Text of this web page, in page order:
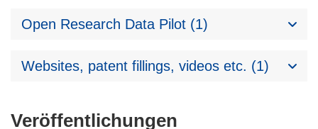
Open Research Data Pilot (1)
Websites, patent fillings, videos etc. (1)
Veröffentlichungen